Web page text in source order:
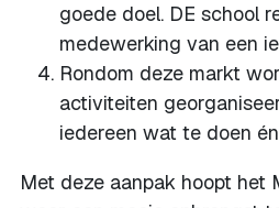
goede doel. DE school
medewerking van een
Rondom deze markt
activiteiten
iedereen wat te doen
Met deze aanpak hoopt het